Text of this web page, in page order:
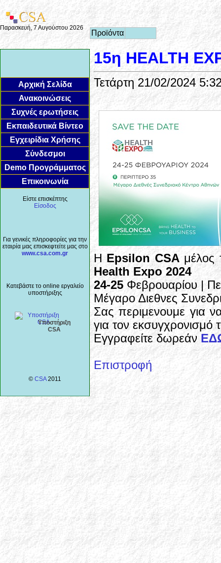
Παρασκευή, 7 Αυγούστου 2026
Προϊόντα
Αρχική Σελίδα
Ανακοινώσεις
Συχνές ερωτήσεις
Εκπαιδευτικά Βίντεο
Εγχειρίδια Χρήσης
Σύνδεσμοι
Demo Προγράμματος
Επικοινωνία
Είστε επισκέπτης
Είσοδος
Για γενικές πληροφορίες για την
εταιρία μας επισκεφτείτε μας στο
www.csa.com.gr
Κατεβάστε το online εργαλείο
υποστήριξης
Υποστήριξη
CSA
© CSA2011
15η HEALTH
Τετάρτη 21/02/2024
Η Epsilon CSAμέλος
Health Expo 2024
24-25 Φεβρουαρίου |
Μέγαρο Διεθνες
Σας περιμενουμε για
για τον εκσυγχρονισμό
Εγγραφείτε δωρεάν
Επιστροφή